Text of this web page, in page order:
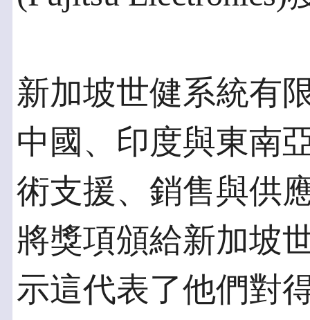
新加坡世健系統有
中國、印度與東南
術支援、銷售與供
將獎項頒給新加坡
示這代表了他們對